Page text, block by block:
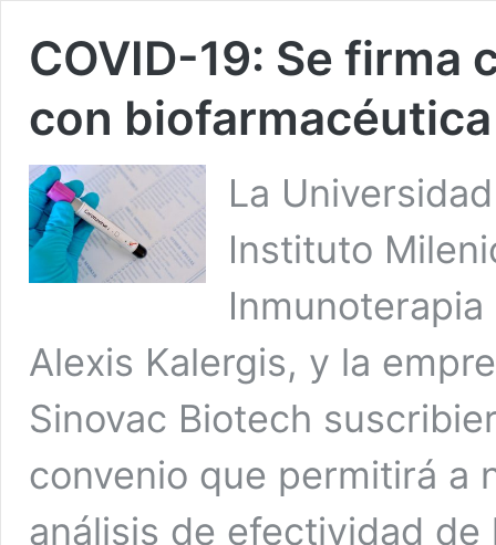
COVID-19: Se firma
con
La
Instituto
Alexis Kalergis, y la
Sinovac Biotech
convenio que permitirá a
análisis de efectividad